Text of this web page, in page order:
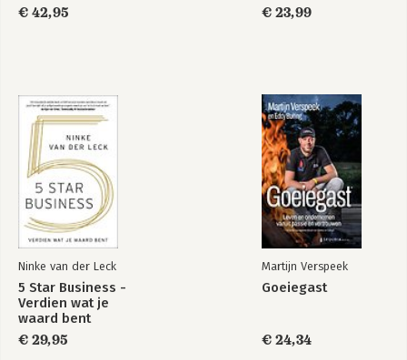
€ 42,95
€ 23,99
Ninke van der Leck
5 Star Business -
Verdien wat je
waard bent
€ 29,95
Martijn Verspeek
Goeiegast
€ 24,34